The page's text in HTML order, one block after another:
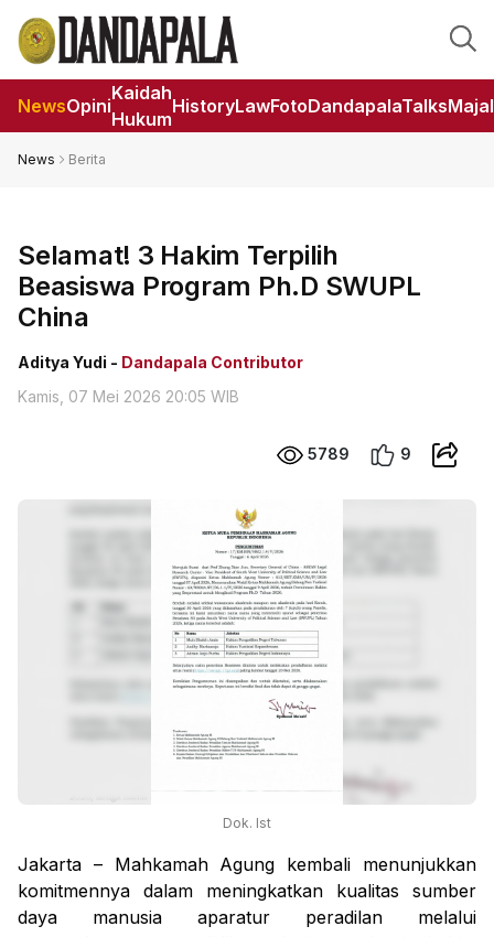
NewsOpini
Kaidah
Hukum
HistoryLawFotoDandapalaTalks
News Berita
Selamat! 3 Hakim Terpilih
Beasiswa Program Ph.D SWUPL
China
Aditya Yudi - Dandapala Contributor
Kamis, 07 Mei 2026 20:05 WIB
5789 9
Dok. Ist
Jakarta – Mahkamah Agung kembali menunjukkan
komitmennya dalam meningkatkan kualitas sumber
daya manusia aparatur peradilan melalui